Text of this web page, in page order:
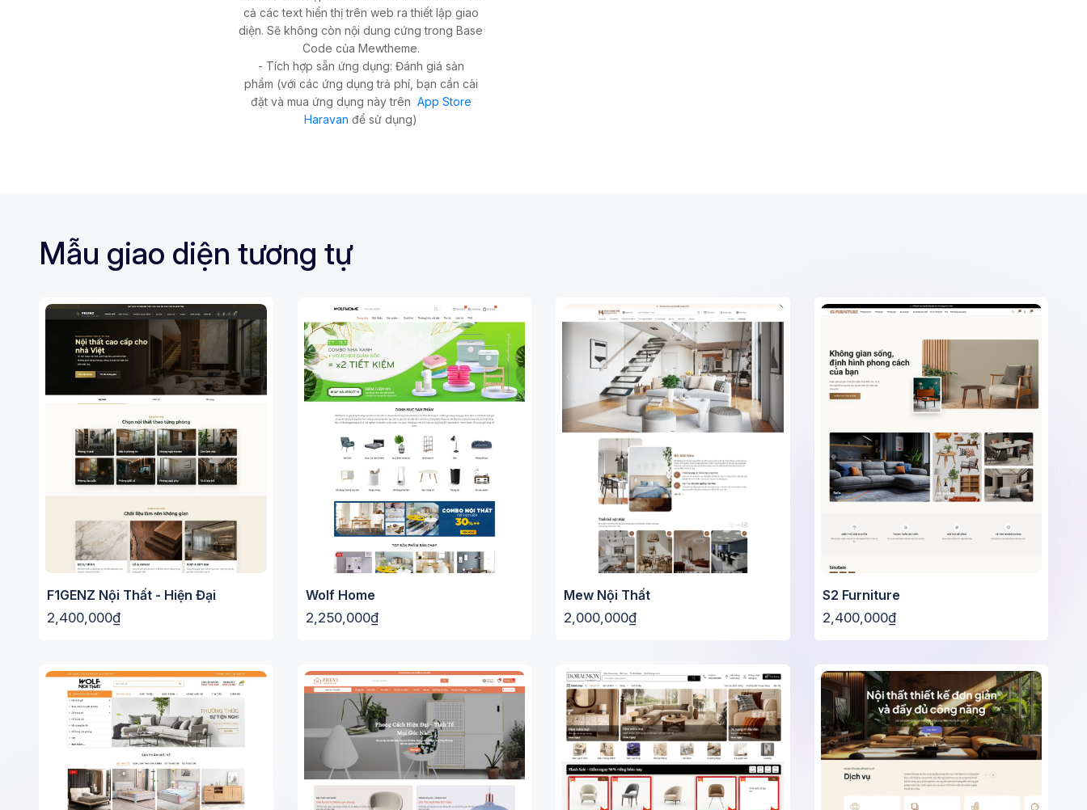
cả các text hiển thị trên web ra thiết lập giao
diện. Sẽ không còn nội dung cứng trong Base
Code của Mewtheme.
- Tích hợp sẵn ứng dụng: Đánh giá sản
phẩm (với các ứng dụng trả phí, bạn cần cài
đặt và mua ứng dụng này trên App Store
Haravan để sử dụng)
Mẫu giao diện tương tự
F1GENZ Nội Thất - Hiện Đại
2,400,000₫
Wolf Home
2,250,000₫
Mew Nội Thất
2,000,000₫
S2 Furniture
2,400,000₫